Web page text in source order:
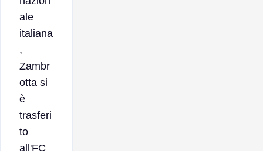
ale
italiana
,
Zambr
otta si
è
trasferi
to
all'FC